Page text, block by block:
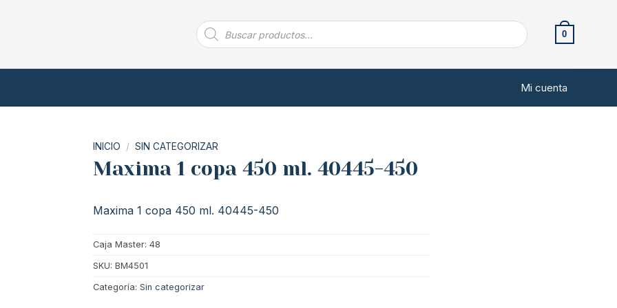
Búsqueda
de
productos
0
Mi cuenta
INICIO / SIN CATEGORIZAR
Maxima 1 copa 450 ml. 40445-450
Maxima 1 copa 450 ml. 40445-450
Caja Master: 48
SKU: BM4501
Categoría: Sin categorizar